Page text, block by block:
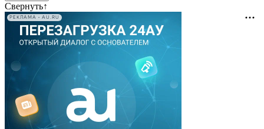
Свернуть↑
РЕКЛАМА • AU.RU